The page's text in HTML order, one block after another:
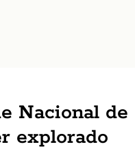
Nacional de
explorado